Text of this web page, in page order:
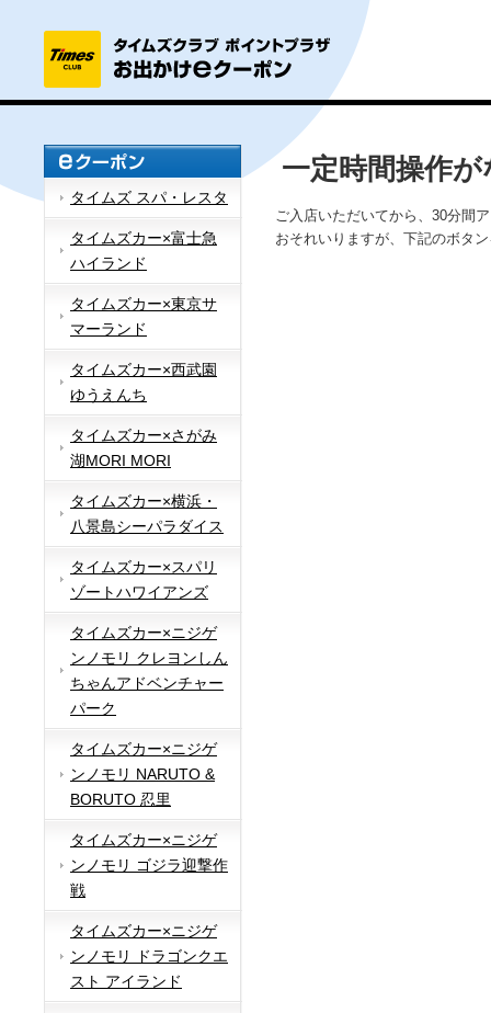
タイムズ スパ・レスタ
タイムズカー×富士急
ハイランド
タイムズカー×東京サ
マーランド
タイムズカー×西武園
ゆうえんち
タイムズカー×さがみ
湖MORI MORI
タイムズカー×横浜・
八景島シーパラダイス
タイムズカー×スパリ
ゾートハワイアンズ
タイムズカー×ニジゲ
ンノモリ クレヨンしん
ちゃんアドベンチャー
パーク
タイムズカー×ニジゲ
ンノモリ NARUTO &
BORUTO 忍里
タイムズカー×ニジゲ
ンノモリ ゴジラ迎撃作
戦
タイムズカー×ニジゲ
ンノモリ ドラゴンクエ
スト アイランド
一定時間操作
ご入店いただいてから、30分間
おそれいりますが、下記のボタ